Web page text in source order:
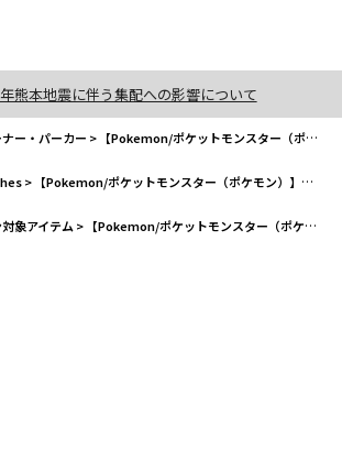
熊本地震に伴う集配への影響について
ナー・パーカー > 【Pokemon/ポケットモンスター（ポケモン）】裏起毛トレーナー
> 【Pokemon/ポケットモンスター（ポケモン）】裏起毛トレーナー
象アイテム > 【Pokemon/ポケットモンスター（ポケモン）】裏起毛トレーナー